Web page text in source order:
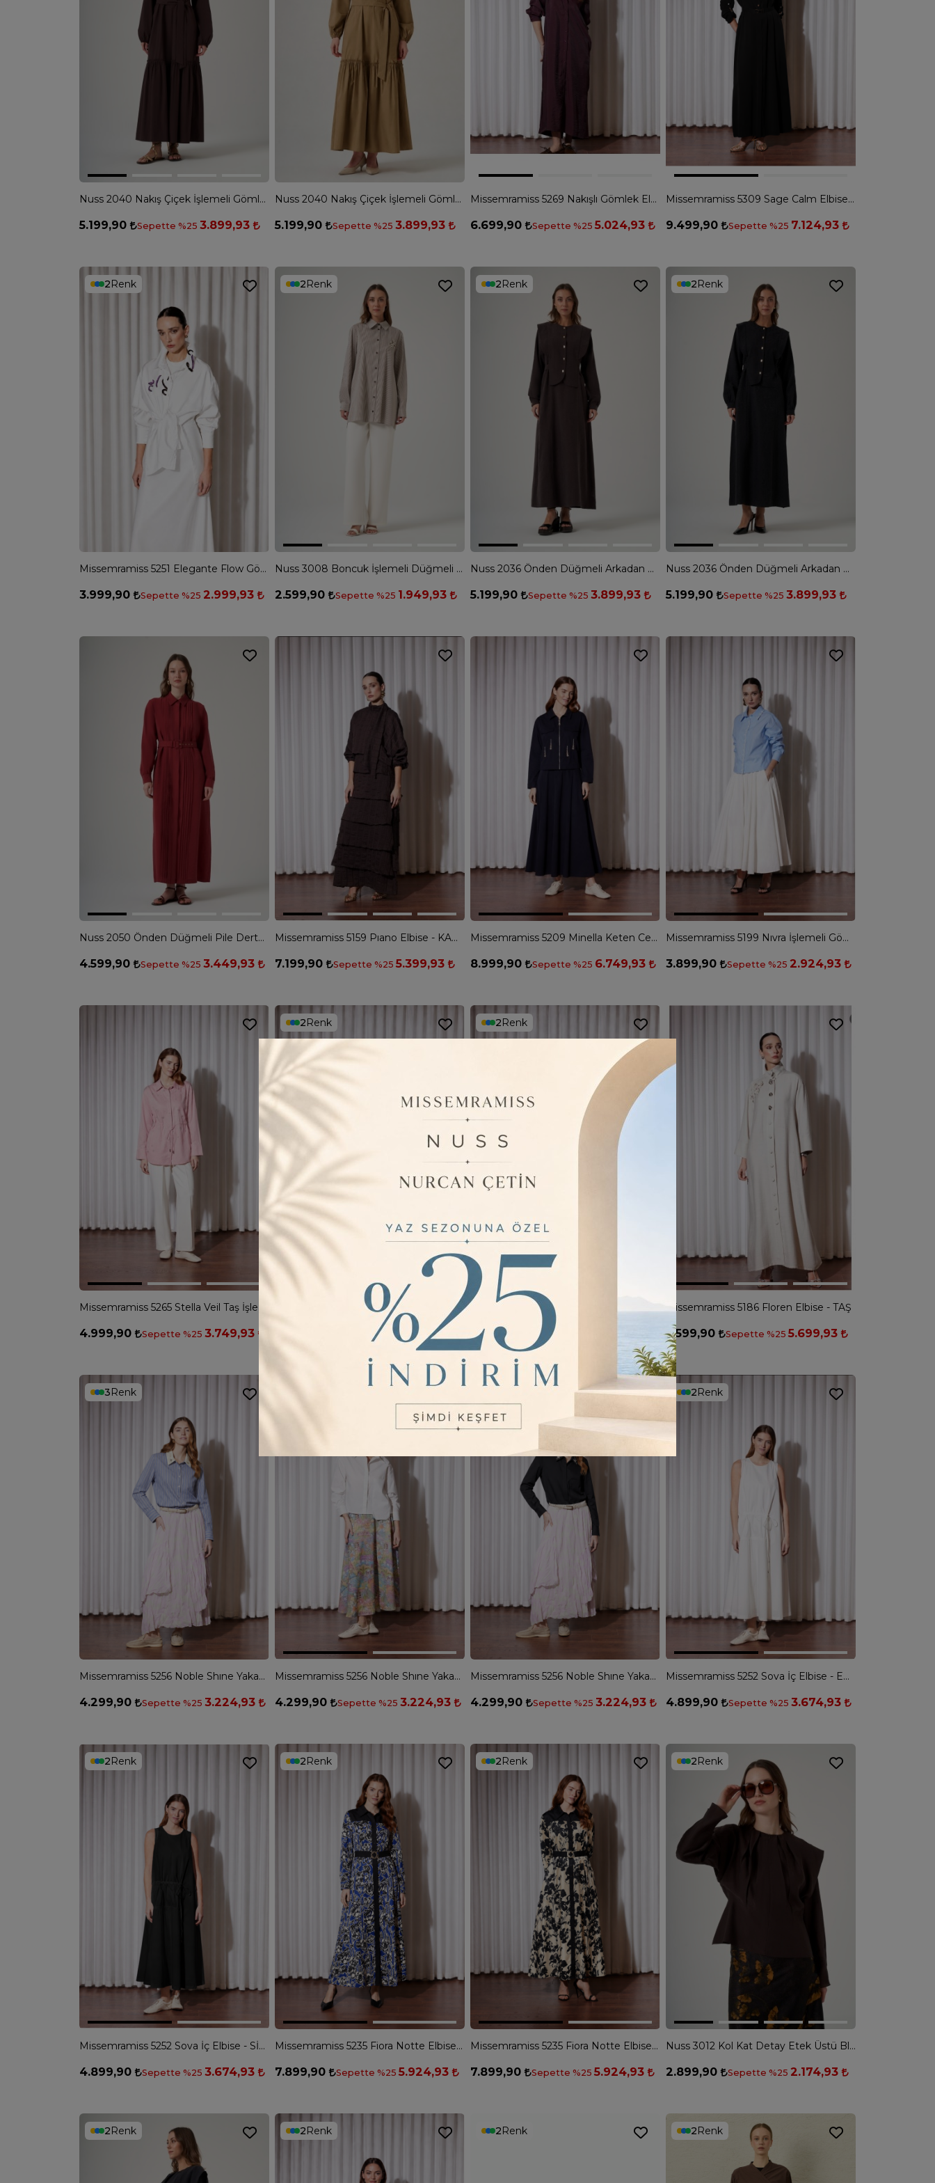
Nuss 2040 Nakış Çiçek İşlemeli Gömlek Elbise - KAHVE
5.199,90 Sepette %25 3.899,93
Nuss 2040 Nakış Çiçek İşlemeli Gömlek Elbise - CAMEL
5.199,90 Sepette %25 3.899,93
Missemramiss 5269 Nakışlı Gömlek Elbise - BORDO
6.699,90 Sepette %25 5.024,93
Missemramiss 5309 Sage Calm Elbise - SİYAH
9.499,90 Sepette %25 7.124,93
2Renk
Missemramiss 5251 Elegante Flow Gömlek - EKRU
3.999,90 Sepette %25 2.999,93
2Renk
Nuss 3008 Boncuk İşlemeli Düğmeli Gömlek - KAHVE
2.599,90 Sepette %25 1.949,93
2Renk
Nuss 2036 Önden Düğmeli Arkadan Kemerli Elbise - KAHVE
5.199,90 Sepette %25 3.899,93
2Renk
Nuss 2036 Önden Düğmeli Arkadan Kemerli Elbise - SİYAH
5.199,90 Sepette %25 3.899,93
Nuss 2050 Önden Düğmeli Pile Dertaylı Kemerli Elbise - RED PLUM
4.599,90 Sepette %25 3.449,93
Missemramiss 5159 Pıano Elbise - KAHVE
7.199,90 Sepette %25 5.399,93
Missemramiss 5209 Minella Keten Ceket Elbise Takım - LACİVERT
8.999,90 Sepette %25 6.749,93
Missemramiss 5199 Nıvra İşlemeli Gömlek - MAVİ
3.899,90 Sepette %25 2.924,93
4.999,90 Sepette %25 3.749,93
2Renk
Nurcan Çetin 26134 Nakış Detaylı Kuşaklı Cotton Elbise - VİZON
Sepette %25 4.875,00
2Renk
6.500,00 Sepette %25
Missemramiss 5186 Floren Elbise - TAŞ
7.599,90 Sepette %25 5.699,93
3Renk
Missemramiss 5256 Noble Shıne Yakası Taş İşlemeli Gömlek - MAVİ
4.299,90 Sepette %25 3.224,93
Missemramiss 5256 Noble Shıne Yakası Taş İşlemeli Gömlek - EKRU
4.299,90 Sepette %25 3.224,93
Missemramiss 5256 Noble Shıne Yakası Taş İşlemeli Gömlek - SİYAH
4.299,90 Sepette %25 3.224,93
2Renk
Missemramiss 5252 Sova İç Elbise - EKRU
4.899,90 Sepette %25 3.674,93
2Renk
Missemramiss 5252 Sova İç Elbise - SİYAH
4.899,90 Sepette %25 3.674,93
2Renk
Missemramiss 5235 Fiora Notte Elbise - LACİVERT
7.899,90 Sepette %25 5.924,93
2Renk
Missemramiss 5235 Fiora Notte Elbise - SİYAH
7.899,90 Sepette %25 5.924,93
2Renk
Nuss 3012 Kol Kat Detay Etek Üstü Bluz - KAHVE
2.899,90 Sepette %25 2.174,93
2Renk 2Renk 2Renk 2Renk